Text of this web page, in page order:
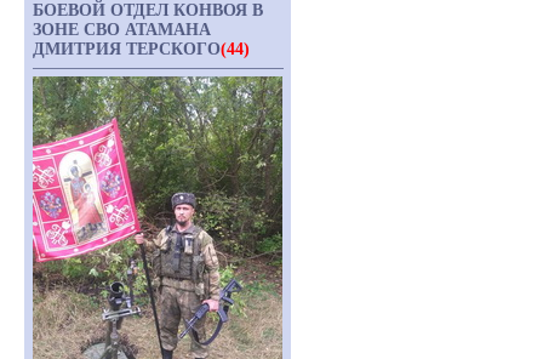
БОЕВОЙ ОТДЕЛ КОНВОЯ В
ЗОНЕ СВО АТАМАНА
ДМИТРИЯ ТЕРСКОГО(44)